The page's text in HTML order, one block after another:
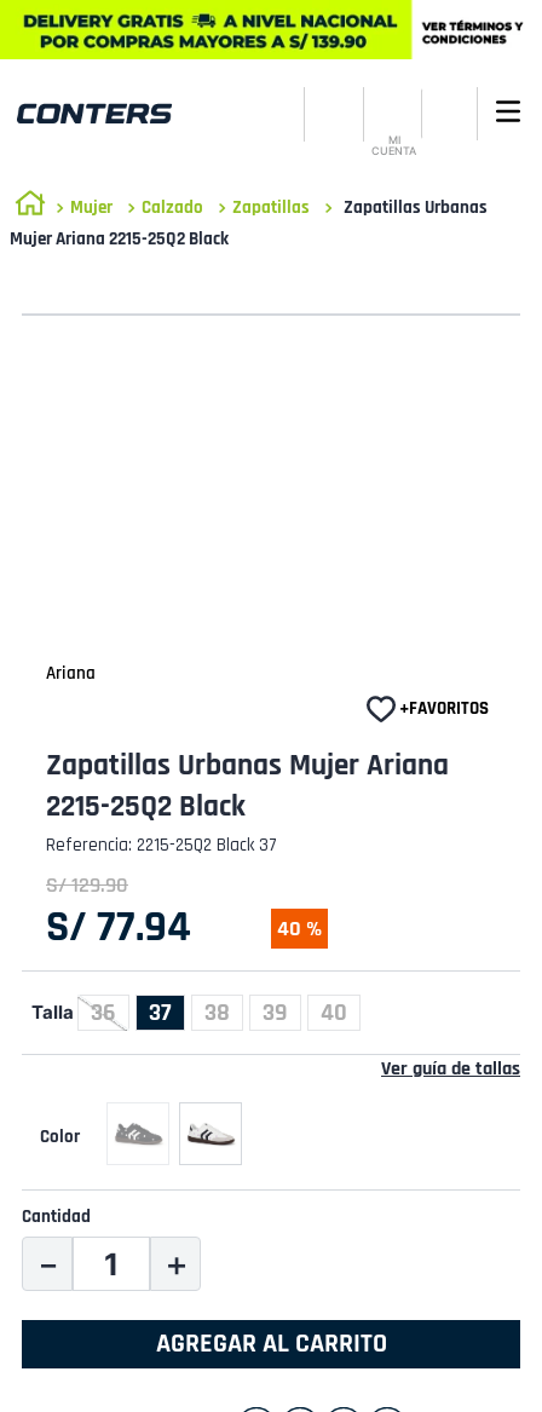
MI
CUENTA
Mujer Calzado Zapatillas
Zapatillas Urbanas
Mujer Ariana 2215-25Q2 Black
Ariana
Zapatillas Urbanas Mujer Ariana
2215-25Q2 Black
Referencia: 2215-25Q2 Black 37
S/129.90
S/ 77.94 40 %
Talla 36 37 38 39 40
Ver guía de tallas
Cantidad
＋
－
AGREGAR AL CARRITO